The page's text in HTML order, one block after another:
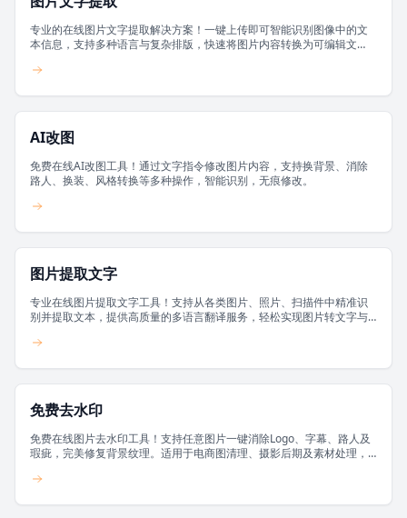
专业的在线图片文字提取解决方案！一键上传即可智能识别图像中的文
本信息，支持多种语言与复杂排版，快速将图片内容转换为可编辑文
AI改图
免费在线AI改图工具！通过文字指令修改图片内容，支持换背景、消除
路人、换装、风格转换等多种操作，智能识别，无痕修改。
图片提取文字
专业在线图片提取文字工具！支持从各类图片、照片、扫描件中精准识
别并提取文本，提供高质量的多语言翻译服务，轻松实现图片转文字与
免费去水印
免费在线图片去水印工具！支持任意图片一键消除Logo、字幕、路人及
瑕疵，完美修复背景纹理。适用于电商图清理、摄影后期及素材处理，